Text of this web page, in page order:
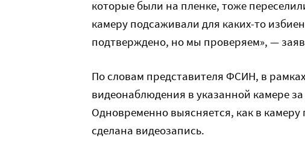
которые были на пленке, тоже
камеру подсаживали для каких-то
подтверждено, но мы проверяем», —
По словам представителя ФСИН, в
видеонаблюдения в указанной камере
Одновременно выясняется, как в
сделана видеозапись.